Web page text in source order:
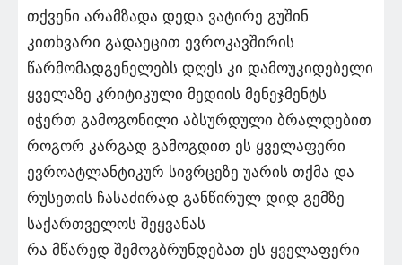
თქვენი არამზადა დედა ვატირე გუშინ
კითხვარი გადაეცით ევროკავშირის
წარმომადგენელებს დღეს კი დამოუკიდებელი
ყველაზე კრიტიკული მედიის მენეჯმენტს
იჭერთ გამოგონილი აბსურდული ბრალდებით
როგორ კარგად გამოგდით ეს ყველაფერი
ევროატლანტიკურ სივრცეზე უარის თქმა და
რუსეთის ჩასაძირად განწირულ დიდ გემზე
საქართველოს შეყვანას
რა მწარედ შემოგბრუნდებათ ეს ყველაფერი